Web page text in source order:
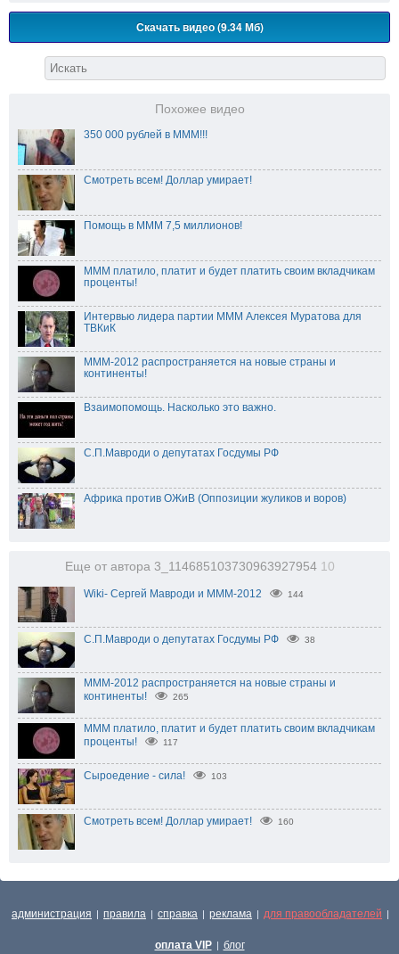
Скачать видео (9.34 Мб)
Похожее видео
350 000 рублей в МММ!!!
Смотреть всем! Доллар умирает!
Помощь в МММ 7,5 миллионов!
МММ платило, платит и будет платить своим вкладчикам
проценты!
Интервью лидера партии МММ Алексея Муратова для
ТВКиК
МММ-2012 распространяется на новые страны и
континенты!
Взаимопомощь. Насколько это важно.
C.П.Мавроди о депутатах Госдумы РФ
Африка против ОЖиВ (Оппозиции жуликов и воров)
Еще от автора 3_114685103730963927954 10
Wiki- Сергей Мавроди и МММ-2012 144
C.П.Мавроди о депутатах Госдумы РФ 38
МММ-2012 распространяется на новые страны и
континенты!
265
МММ платило, платит и будет платить своим вкладчикам
проценты!
117
Сыроедение - сила! 103
Смотреть всем! Доллар умирает! 160
администрация | правила | справка | реклама | для правообладателей |
оплата VIP | блог